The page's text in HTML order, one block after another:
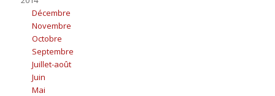
Décembre
Novembre
Octobre
Septembre
Juillet-août
Juin
Mai